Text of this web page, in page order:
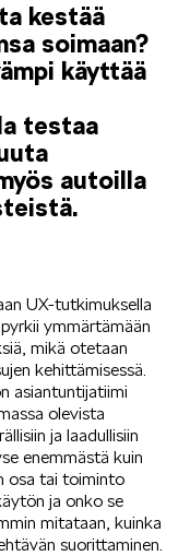
kestää
soimaan?
käyttää
testaa
autoilla
UX-tutkimuksella
ymmärtämään
mikä otetaan
kehittämisessä.
asiantuntijatiimi
olevista
ja laadullisiin
enemmästä kuin
osa tai toiminto
ja onko se
mitataan, kuinka
suorittaminen.